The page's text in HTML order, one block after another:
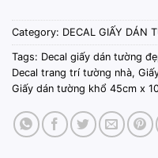
Category: DECAL GIẤY DÁN
Tags: Decal giấy dán tường
Decal trang trí tường nhà,
Giấy dán tường khổ 45cm x